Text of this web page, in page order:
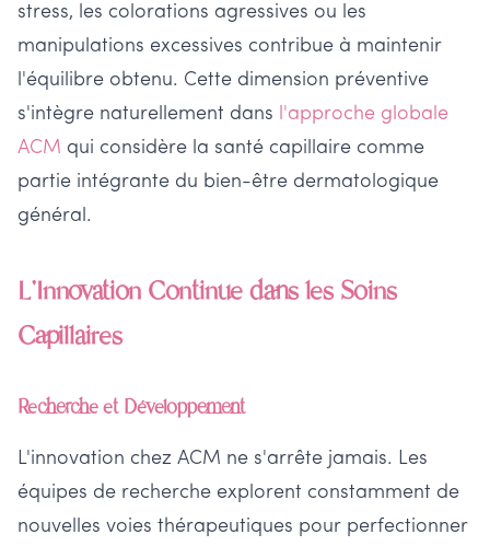
stress, les colorations agressives ou les
manipulations excessives contribue à maintenir
l'équilibre obtenu. Cette dimension préventive
s'intègre naturellement dans l'approche globale
ACM qui considère la santé capillaire comme
partie intégrante du bien-être dermatologique
général.
L'Innovation Continue dans les Soins
Capillaires
Recherche et Développement
L'innovation chez ACM ne s'arrête jamais. Les
équipes de recherche explorent constamment de
nouvelles voies thérapeutiques pour perfectionner